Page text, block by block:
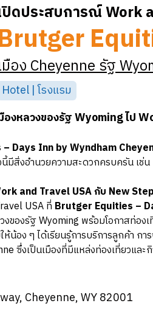
ปิดประสบการณ์ Work
มืองCheyenneรัฐ
Hotel | โรงแรม
องหลวงของรัฐ Wyoming ไป
Days Inn by Wyndham
มีสิ่งอำนวยความสะดวกครบครัน เช่
and Travel USA กับ New Step
USA ที่ Brutger Equities –
ของรัฐ Wyoming พร้อมโอกาสท่อง
ห้น้อง ๆ ได้เรียนรู้การบริการลูกค้า
ซึ่งเป็นเมืองที่มีแหล่งท่องเที่ยว
Cheyenne, WY 82001